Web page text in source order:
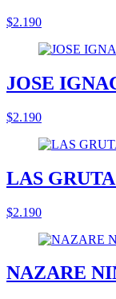
$2.190
JOSE
$2.190
LAS
$2.190
NAZARE